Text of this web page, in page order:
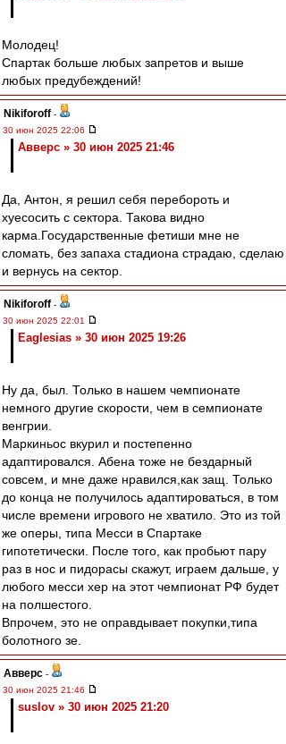
Молодец!
Спартак больше любых запретов и выше
любых предубеждений!
Nikiforoff -
30 июн 2025 22:06
Авверс » 30 июн 2025 21:46
Да, Антон, я решил себя перебороть и
хуесосить с сектора. Такова видно
карма.Государственные фетиши мне не
сломать, без запаха стадиона страдаю, сделаю
и вернусь на сектор.
Nikiforoff -
30 июн 2025 22:01
Eaglesias » 30 июн 2025 19:26
Ну да, был. Только в нашем чемпионате
немного другие скорости, чем в семпионате
венгрии.
Маркиньос вкурил и постепенно
адаптировался. Абена тоже не бездарный
совсем, и мне даже нравился,как защ. Только
до конца не получилось адаптироваться, в том
числе времени игрового не хватило. Это из той
же оперы, типа Месси в Спартаке
гипотетически. После того, как пробьют пару
раз в нос и пидорасы скажут, играем дальше, у
любого месси хер на этот чемпионат РФ будет
на полшестого.
Впрочем, это не оправдывает покупки,типа
болотного зе.
Авверс -
30 июн 2025 21:46
suslov » 30 июн 2025 21:20